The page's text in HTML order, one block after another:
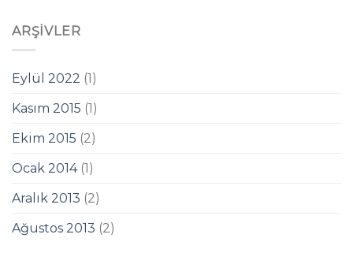
ARŞIVLER
Eylül 2022 (1)
Kasım 2015 (1)
Ekim 2015 (2)
Ocak 2014(1)
Aralık 2013 (2)
Ağustos 2013 (2)